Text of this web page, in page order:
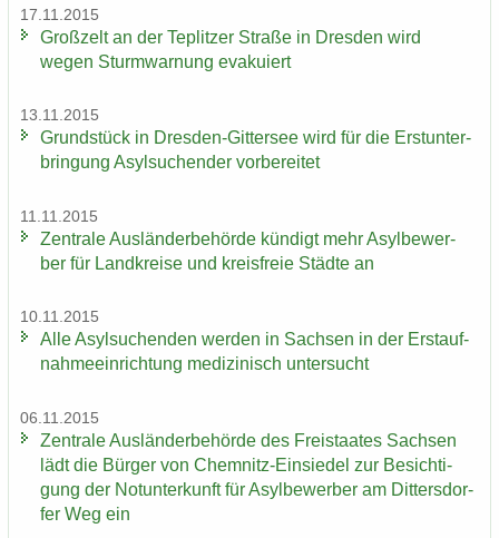
17.11.2015
Groß­zelt an der Te­plit­zer Stra­ße in Dres­den wird
wegen Sturm­war­nung eva­ku­iert
13.11.2015
Grund­stück in Dresden-​Gittersee wird für die Erst­un­ter­
brin­gung Asyl­su­chen­der vor­be­rei­tet
11.11.2015
Zen­tra­le Aus­län­der­be­hör­de kün­digt mehr Asyl­be­wer­
ber für Land­krei­se und kreis­freie Städ­te an
10.11.2015
Alle Asyl­su­chen­den wer­den in Sach­sen in der Erst­auf­
nah­me­ein­rich­tung me­di­zi­nisch un­ter­sucht
06.11.2015
Zen­tra­le Aus­län­der­be­hör­de des Frei­staa­tes Sach­sen
lädt die Bür­ger von Chemnitz-​Einsiedel zur Be­sich­ti­
gung der Not­un­ter­kunft für Asyl­be­wer­ber am Dit­ters­dor­
fer Weg ein